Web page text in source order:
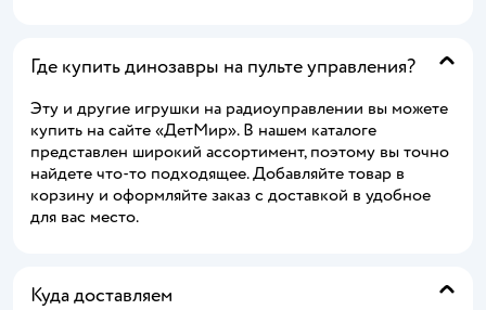
Где купить динозавры на пульте управления?
Эту и другие игрушки на радиоуправлении вы можете
купить на сайте «ДетМир». В нашем каталоге
представлен широкий ассортимент, поэтому вы точно
найдете что-то подходящее. Добавляйте товар в
корзину и оформляйте заказ с доставкой в удобное
для вас место.
Куда доставляем